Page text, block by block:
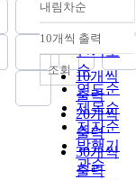
정확도
순
인기도
순
연도순
제목순
저자순
발행기
관순
내림차순
내림차순
10개씩 출력
10개씩
출력
20개씩
출력
30개씩
출력
조회